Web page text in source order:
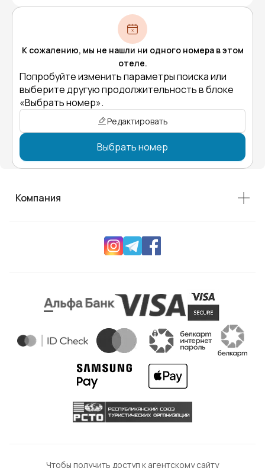
К сожалению, мы не нашли ни одного номера в этом
отеле.
Попробуйте изменить параметры поиска или
выберите другую продолжительность в блоке
«Выбрать номер».
Редактировать
Выбрать номер
Компания
Чтобы получить доступ к агентскому сайту